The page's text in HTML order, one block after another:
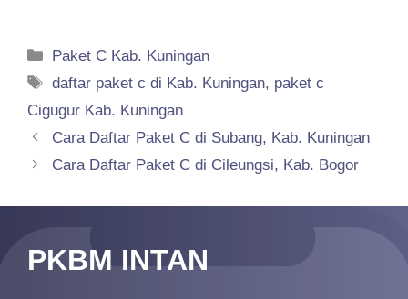
Categories
Paket C Kab. Kuningan
Tags
daftar paket c di Kab. Kuningan, paket c
Cigugur Kab. Kuningan
Cara Daftar Paket C di Subang, Kab. Kuningan
Cara Daftar Paket C di Cileungsi, Kab. Bogor
PKBM INTAN